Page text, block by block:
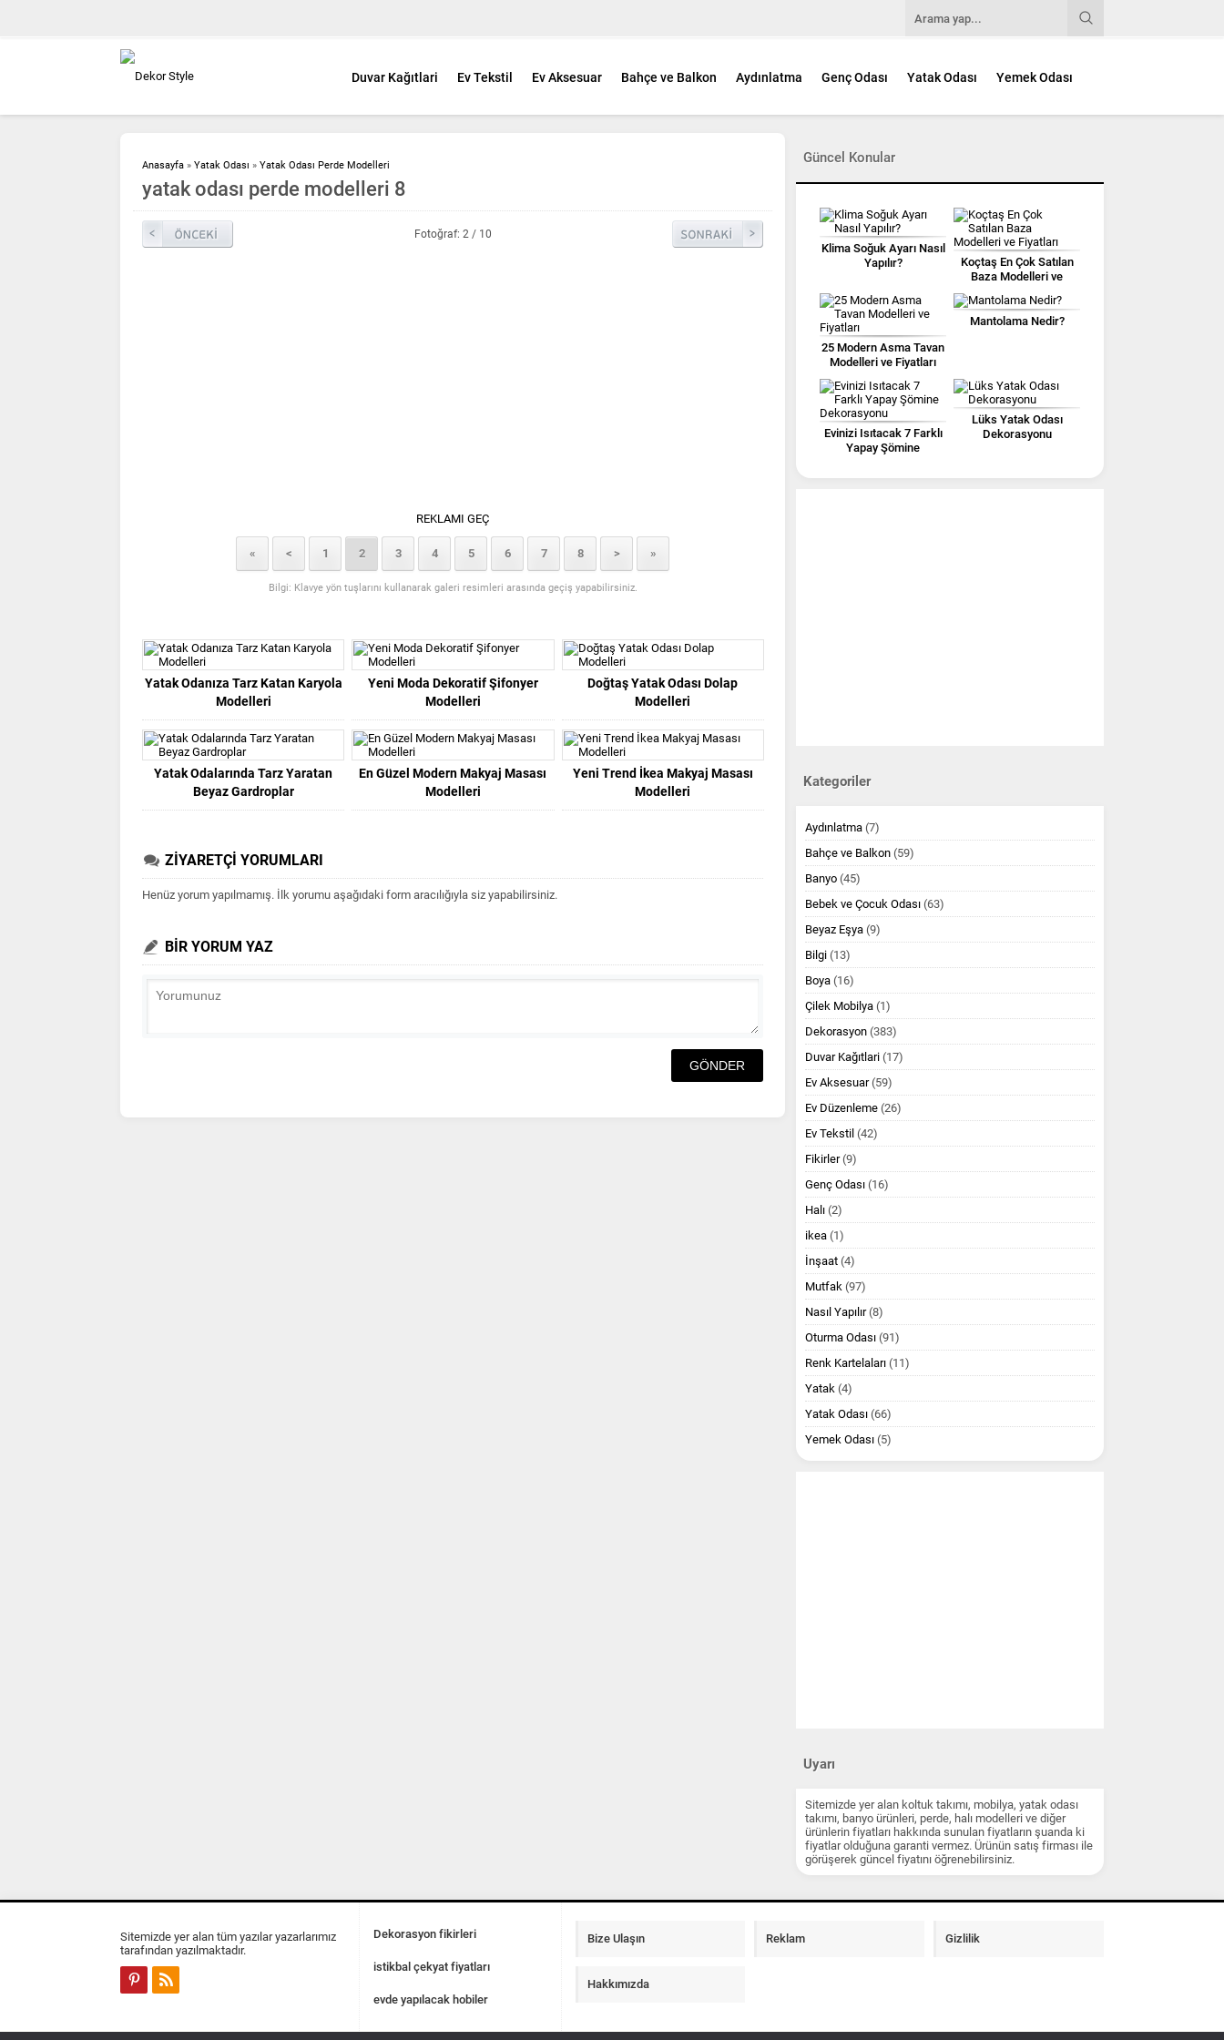
Duvar Kağıtlari Ev Tekstil Ev Aksesuar Bahçe ve Balkon Aydınlatma Genç Odası Yatak Odası Yemek Odası
Anasayfa » Yatak Odası » Yatak Odası Perde Modelleri
yatak odası perde modelleri 8
Fotoğraf: 2 / 10
REKLAMI GEÇ
« < 1 2 3 4 5 6 7 8 > »
Bilgi: Klavye yön tuşlarını kullanarak galeri resimleri arasında geçiş yapabilirsiniz.
Yatak Odanıza Tarz Katan Karyola
Modelleri
Yeni Moda Dekoratif Şifonyer
Modelleri
Doğtaş Yatak Odası Dolap
Modelleri
Yatak Odalarında Tarz Yaratan
Beyaz Gardroplar
En Güzel Modern Makyaj Masası
Modelleri
Yeni Trend İkea Makyaj Masası
Modelleri
ZİYARETÇİ YORUMLARI
Henüz yorum yapılmamış. İlk yorumu aşağıdaki form aracılığıyla siz yapabilirsiniz.
BİR YORUM YAZ
Güncel Konular
Klima Soğuk Ayarı Nasıl
Yapılır?
Koçtaş En Çok Satılan
Baza Modelleri ve
25 Modern Asma Tavan
Modelleri ve Fiyatları
Mantolama Nedir?
Evinizi Isıtacak 7 Farklı
Yapay Şömine
Lüks Yatak Odası
Dekorasyonu
Kategoriler
Aydınlatma (7)
Bahçe ve Balkon (59)
Banyo (45)
Bebek ve Çocuk Odası (63)
Beyaz Eşya (9)
Bilgi (13)
Boya (16)
Çilek Mobilya (1)
Dekorasyon (383)
Duvar Kağıtlari (17)
Ev Aksesuar(59)
Ev Düzenleme (26)
Ev Tekstil (42)
Fikirler(9)
Genç Odası (16)
Halı (2)
ikea (1)
İnşaat (4)
Mutfak (97)
Nasıl Yapılır(8)
Oturma Odası (91)
Renk Kartelaları (11)
Yatak (4)
Yatak Odası (66)
Yemek Odası (5)
Uyarı
Sitemizde yer alan koltuk takımı, mobilya, yatak odası
takımı, banyo ürünleri, perde, halı modelleri ve diğer
ürünlerin fiyatları hakkında sunulan fiyatların şuanda ki
fiyatlar olduğuna garanti vermez. Ürünün satış firması ile
görüşerek güncel fiyatını öğrenebilirsiniz.
Sitemizde yer alan tüm yazılar yazarlarımız
tarafından yazılmaktadır.
Dekorasyon fikirleri
istikbal çekyat fiyatları
evde yapılacak hobiler
Bize Ulaşın Reklam Gizlilik
Hakkımızda